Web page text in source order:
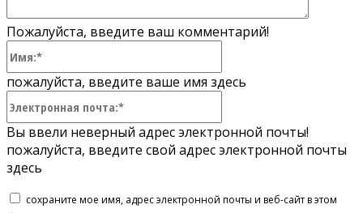
Пожалуйста, введите ваш комментарий!
пожалуйста, введите ваше имя здесь
Вы ввели неверный адрес электронной почты!
пожалуйста, введите свой адрес электронной почты
здесь
сохраните мое имя, адрес электронной почты и веб-сайт в этом